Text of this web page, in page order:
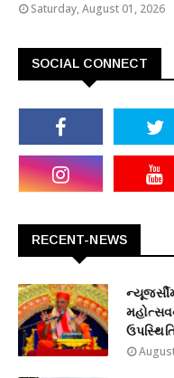
Saturday, August 01, 2026
SOCIAL CONNECT
RECENT-NEWS